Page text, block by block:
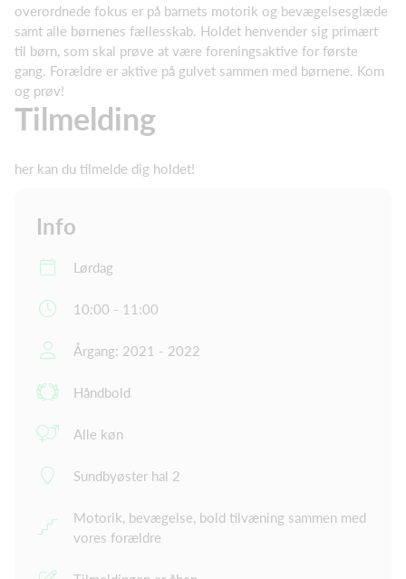
overordnede fokus er på barnets motorik og bevægelsesglæde
samt alle børnenes fællesskab. Holdet henvender sig primært
til børn, som skal prøve at være foreningsaktive for første
gang. Forældre er aktive på gulvet sammen med børnene. Kom
og prøv!
Tilmelding
her kan du tilmelde dig holdet!
Info
Lørdag
10:00 - 11:00
Årgang: 2021 - 2022
Håndbold
Alle køn
Sundbyøster hal 2
Motorik, bevægelse, bold tilvæning sammen med
vores forældre